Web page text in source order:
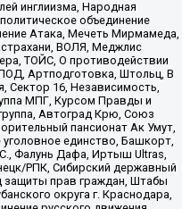
инглиизма, Народная
объединение
Атака, Мечеть Мирмамеда,
ВОЛЯ, Меджлис
ТОЙС, О противодействии
Артподготовка, Штольц, В
16, Независимость,
МПГ, Курсом Правды и
Автоград Крю, Союз
пансионат Ак Умут,
уголовное единство, Башкорт,
Фалунь Дафа, Иртыш Ultras,
РПК, Сибирский державный
прав граждан, Штабы
округа г. Краснодара,